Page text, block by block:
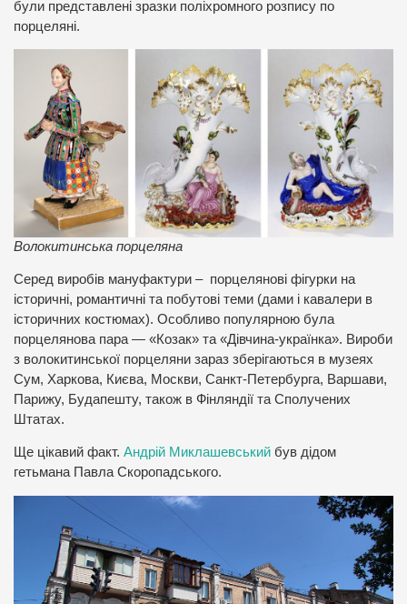
були представлені зразки поліхромного розпису по
порцеляні.
Волокитинська порцеляна
Серед виробів мануфактури – порцелянові фігурки на
історичні, романтичні та побутові теми (дами і кавалери в
історичних костюмах). Особливо популярною була
порцелянова пара — «Козак» та «Дівчина-українка». Вироби
з волокитинської порцеляни зараз зберігаються в музеях
Сум, Харкова, Києва, Москви, Санкт-Петербурга, Варшави,
Парижу, Будапешту, також в Фінляндії та Сполучених
Штатах.
Ще цікавий факт. Андрій Миклашевський був дідом
гетьмана Павла Скоропадського.